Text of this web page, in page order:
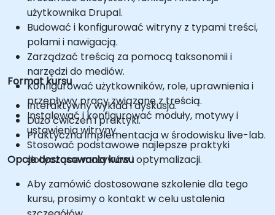
użytkownika Drupal.
Budować i konfigurować witryny z typami treści,
polami i nawigacją.
Zarządzać treścią za pomocą taksonomii i
narzędzi do mediów.
Konfigurować użytkowników, role, uprawnienia i
przepływy pracy związane z treścią.
Instalować i konfigurować moduły, motywy i
ustawienia witryny.
Stosować podstawowe najlepsze praktyki
dotyczące motywów i optymalizacji.
Format kursu
Interaktywny wykład i dyskusja.
Dużo ćwiczeń i praktyki.
Praktyczna implementacja w środowisku live-lab.
Opcje dostosowania kursu
Aby zamówić dostosowane szkolenie dla tego
kursu, prosimy o kontakt w celu ustalenia